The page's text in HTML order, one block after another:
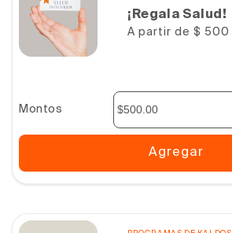
¡Regala Salud!
Precio
A partir de $ 500
Montos
Agregar